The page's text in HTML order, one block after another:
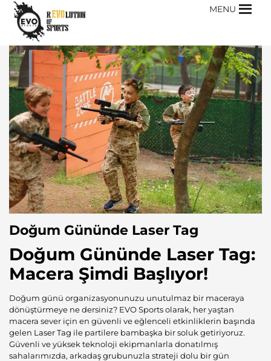
MENU
Doğum Gününde Laser Tag
Doğum Gününde Laser Tag:
Macera Şimdi Başlıyor!
Doğum günü organizasyonunuzu unutulmaz bir maceraya
dönüştürmeye ne dersiniz? EVO Sports olarak, her yaştan
macera sever için en güvenli ve eğlenceli etkinliklerin başında
gelen Laser Tag ile partilere bambaşka bir soluk getiriyoruz.
Güvenli ve yüksek teknoloji ekipmanlarla donatılmış
sahalarımızda, arkadaş grubunuzla strateji dolu bir gün